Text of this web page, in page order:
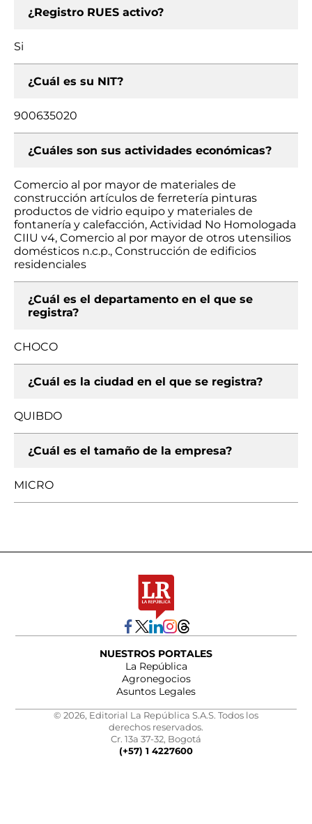
¿Registro RUES activo?
Si
¿Cuál es su NIT?
900635020
¿Cuáles son sus actividades económicas?
Comercio al por mayor de materiales de
construcción artículos de ferretería pinturas
productos de vidrio equipo y materiales de
fontanería y calefacción, Actividad No Homologada
CIIU v4, Comercio al por mayor de otros utensilios
domésticos n.c.p., Construcción de edificios
residenciales
¿Cuál es el departamento en el que se
registra?
CHOCO
¿Cuál es la ciudad en el que se registra?
QUIBDO
¿Cuál es el tamaño de la empresa?
MICRO
NUESTROS PORTALES
La República
Agronegocios
Asuntos Legales
© 2026, Editorial La República S.A.S. Todos los
derechos reservados.
Cr. 13a 37-32, Bogotá
(+57) 1 4227600